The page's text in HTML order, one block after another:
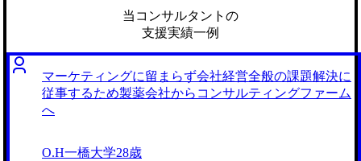
当コンサルタントの
支援実績一例
マーケティングに留まらず会社経営全般の課題解決に
従事するため製薬会社からコンサルティングファーム
へ
O.H一橋大学28歳